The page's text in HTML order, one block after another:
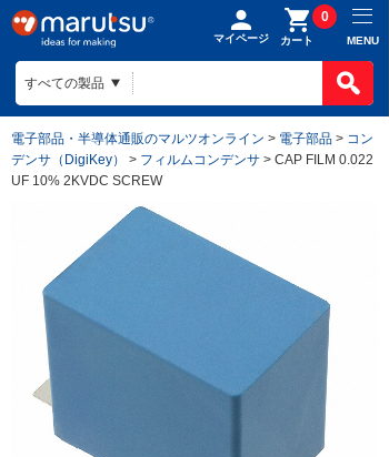
マイページ カート
0
MENU
電子部品・半導体通販のマルツオンライン > 電子部品 > コン
デンサ（DigiKey）
> フィルムコンデンサ > CAP FILM 0.022
UF 10% 2KVDC SCREW